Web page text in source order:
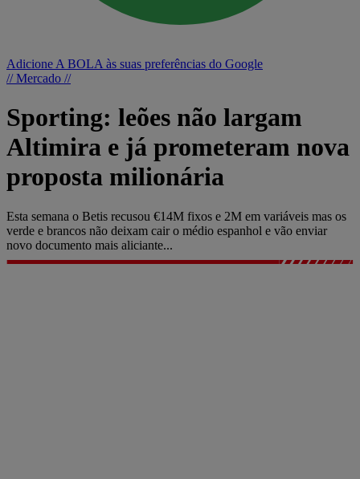
Adicione A BOLA às suas preferências do Google
// Mercado //
Sporting: leões não largam
Altimira e já prometeram nova
proposta milionária
Esta semana o Betis recusou €14M fixos e 2M em variáveis mas os
verde e brancos não deixam cair o médio espanhol e vão enviar
novo documento mais aliciante...